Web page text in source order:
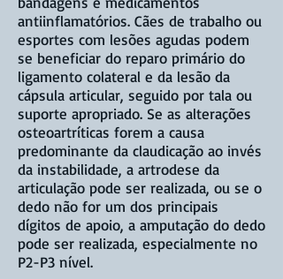
antiinflamatórios. Cães de trabalho ou
esportes com lesões agudas podem
se beneficiar do reparo primário do
ligamento colateral e da lesão da
cápsula articular, seguido por tala ou
suporte apropriado. Se as alterações
osteoartríticas forem a causa
predominante da claudicação ao invés
da instabilidade, a artrodese da
articulação pode ser realizada, ou se o
dedo não for um dos principais
dígitos de apoio, a amputação do dedo
pode ser realizada, especialmente no
P2-P3 nível.